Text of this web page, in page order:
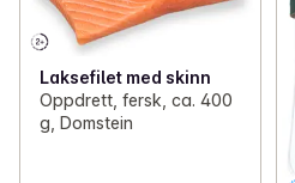
Laksefilet med skinn
Oppdrett, fersk, ca. 400
g, Domstein